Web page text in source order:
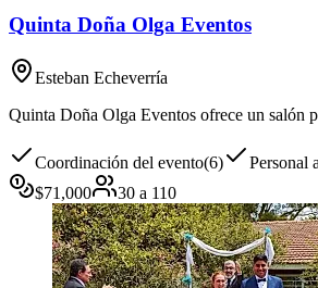
Quinta Doña Olga Eventos
Esteban Echeverría
Quinta Doña Olga Eventos ofrece un salón
Coordinación del evento(6) Personal
$71,000 30 a 110